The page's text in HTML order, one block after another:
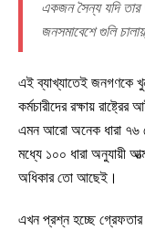
একজন সৈন্য যদি তার
জনসমাবেশে গুলি
এই ব্যাখ্যাতেই জনগণকে
কর্মচারীদের রক্ষায়
এমন আরো অনেক ধারা ৭৬
মধ্যে ১০০ ধারা অনুযায়ী
অধিকার তো আছেই।
এখন প্রশ্ন হচ্ছে গ্রেফতার